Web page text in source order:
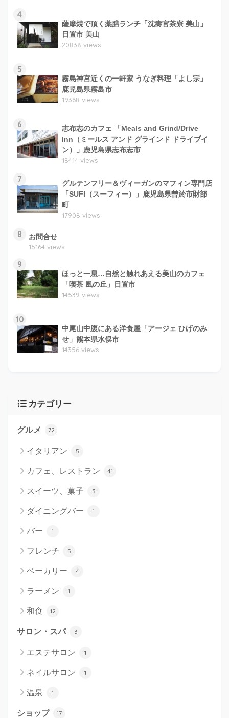
4
薩摩焼で頂く薬膳ランチ「沈壽官茶寮 美山」
日置市 美山
20838 views
5
霧島神宮近くの一軒家 うなぎ料理「よし宗」
鹿児島県霧島市
19368 views
6
志布志のカフェ 「Meals and Grind/Drive
Inn（ミールス アンド グラインド ドライブイ
ン）」鹿児島県志布志市
18414 views
7
グルテンフリー＆ヴィーガンのマフィン専門店
「SUFI（スーフィー）」鹿児島県曽於市財部
町
17908 views
8
お問合せ
15164 views
9
ほっと一息…自然と触れあえる美山のカフェ
「喫茶 風の丘」日置市
14539 views
10
中尾山中腹にある洋食屋「アージェ ひげのみ
せ」熊本県水俣市
14356 views
カテゴリー
グルメ 72
イタリアン 5
カフェ、レストラン 41
スイーツ、菓子 3
ダイニングバー 1
バー 1
フレンチ 5
ベーカリー 4
ラーメン 1
和食 12
サロン・スパ 3
エステサロン 1
ネイルサロン 1
温泉 1
ショップ 17